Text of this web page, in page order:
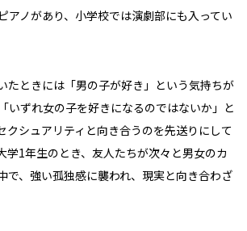
アノがあり、小学校では演劇部にも入ってい
たときには「男の子が好き」という気持ちが
いずれ女の子を好きになるのではないか」と
クシュアリティと向き合うのを先送りにして
学1年生のとき、友人たちが次々と男女のカ
で、強い孤独感に襲われ、現実と向き合わざ